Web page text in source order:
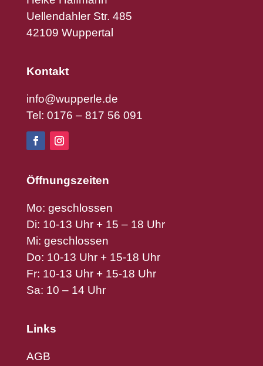
Uellendahler Str. 485
42109 Wuppertal
Kontakt
info@wupperle.de
Tel: 0176 – 817 56 091
Öffnungszeiten
Mo: geschlossen
Di: 10-13 Uhr + 15 – 18 Uhr
Mi: geschlossen
Do: 10-13 Uhr + 15-18 Uhr
Fr: 10-13 Uhr + 15-18 Uhr
Sa: 10 – 14 Uhr
Links
AGB